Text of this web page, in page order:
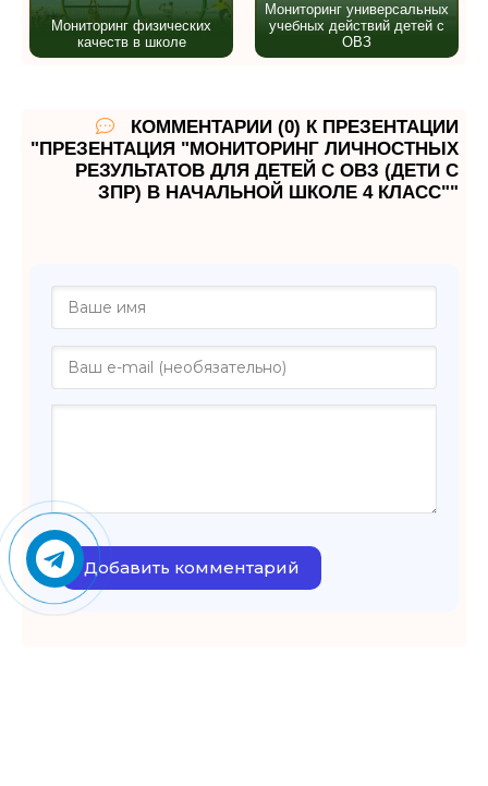
Мониторинг физических
качеств в школе
Мониторинг универсальных
учебных действий детей с
ОВЗ
КОММЕНТАРИИ (0) К ПРЕЗЕНТАЦИИ
"ПРЕЗЕНТАЦИЯ "МОНИТОРИНГ ЛИЧНОСТНЫХ
РЕЗУЛЬТАТОВ ДЛЯ ДЕТЕЙ С ОВЗ (ДЕТИ С
ЗПР) В НАЧАЛЬНОЙ ШКОЛЕ 4 КЛАСС""
Добавить комментарий